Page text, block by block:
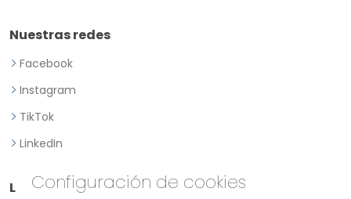
Nuestras redes
Facebook
Instagram
TikTok
LinkedIn
LegalConfiguración de cookies